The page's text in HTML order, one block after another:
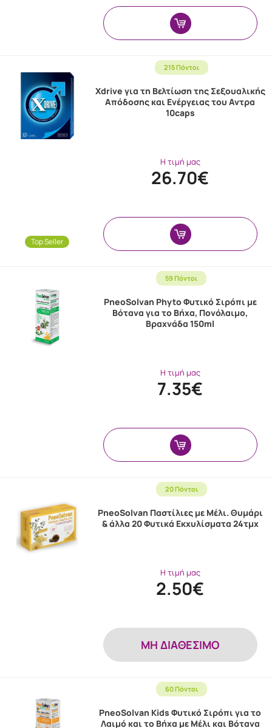
215 Πόντοι
Top Seller
Xdrive για τη Βελτίωση της Σεξουαλικής
Απόδοσης και Ενέργειας του Αντρα
10caps
Η τιμή μας
26.70€
59 Πόντοι
PneoSolvan Phyto Φυτικό Σιρόπι με
Βότανα για το Βήχα, Πονόλαιμο,
Βραχνάδα 150ml
Η τιμή μας
7.35€
20 Πόντοι
PneoSolvan Παστίλιες με Μέλι. Θυμάρι
& άλλα 20 Φυτικά Εκχυλίσματα 24τμχ
Η τιμή μας
2.50€
MH ΔΙΑΘΕΣΙΜΟ
60 Πόντοι
PneoSolvan Kids Φυτικό Σιρόπι για το
Λαιμό και το Βήχα με Μέλι και Βότανα